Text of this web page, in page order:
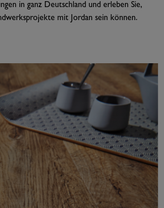
in ganz Deutschland und erleben Sie,
mit Jordan sein können.